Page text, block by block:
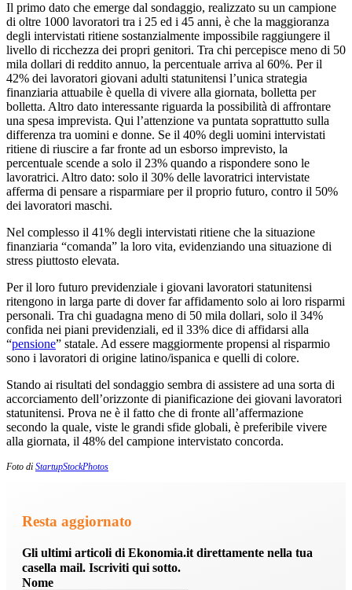
Il primo dato che emerge dal sondaggio, realizzato su un campione
di oltre 1000 lavoratori tra i 25 ed i 45 anni, è che la maggioranza
degli intervistati ritiene sostanzialmente impossibile raggiungere il
livello di ricchezza dei propri genitori. Tra chi percepisce meno di 50
mila dollari di reddito annuo, la percentuale arriva al 60%. Per il
42% dei lavoratori giovani adulti statunitensi l’unica strategia
finanziaria attuabile è quella di vivere alla giornata, bolletta per
bolletta. Altro dato interessante riguarda la possibilità di affrontare
una spesa imprevista. Qui l’attenzione va puntata soprattutto sulla
differenza tra uomini e donne. Se il 40% degli uomini intervistati
ritiene di riuscire a far fronte ad un esborso imprevisto, la
percentuale scende a solo il 23% quando a rispondere sono le
lavoratrici. Altro dato: solo il 30% delle lavoratrici intervistate
afferma di pensare a risparmiare per il proprio futuro, contro il 50%
dei lavoratori maschi.
Nel complesso il 41% degli intervistati ritiene che la situazione
finanziaria “comanda” la loro vita, evidenziando una situazione di
stress piuttosto elevata.
Per il loro futuro previdenziale i giovani lavoratori statunitensi
ritengono in larga parte di dover far affidamento solo ai loro risparmi
personali. Tra chi guadagna meno di 50 mila dollari, solo il 34%
confida nei piani previdenziali, ed il 33% dice di affidarsi alla
“pensione” statale. Ad essere maggiormente propensi al risparmio
sono i lavoratori di origine latino/ispanica e quelli di colore.
Stando ai risultati del sondaggio sembra di assistere ad una sorta di
accorciamento dell’orizzonte di pianificazione dei giovani lavoratori
statunitensi. Prova ne è il fatto che di fronte all’affermazione
secondo la quale, viste le grandi sfide globali, è preferibile vivere
alla giornata, il 48% del campione intervistato concorda.
Foto di StartupStockPhotos
Resta aggiornato
Gli ultimi articoli di Ekonomia.it direttamente nella tua
casella mail. Iscriviti qui sotto.
Nome